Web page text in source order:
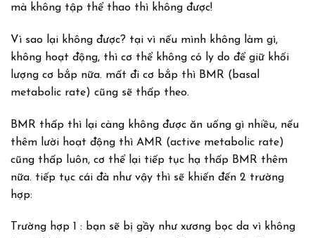
mà không tập thể thao thì không được!
Vì sao lại không được? tại vì nếu mình không làm gì,
không hoạt động, thì cơ thể không có ly do để giữ khối
lượng cơ bắp nữa. mất đi cơ bắp thì BMR (basal
metabolic rate) cũng sẽ thấp theo.
BMR thấp thì lại càng không được ăn uống gì nhiều, nếu
thêm lười hoạt động thì AMR (active metabolic rate)
cũng thấp luôn, cơ thể lại tiếp tục hạ thấp BMR thêm
nữa. tiếp tục cái đà như vậy thì sẽ khiến đến 2 trường
hợp:
Trường hợp 1 : bạn sẽ bị gầy như xương bọc da vì không